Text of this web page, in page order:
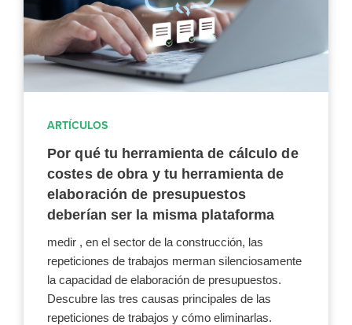
ARTÍCULOS
Por qué tu herramienta de cálculo de
costes de obra y tu herramienta de
elaboración de presupuestos
deberían ser la misma plataforma
medir , en el sector de la construcción, las
repeticiones de trabajos merman silenciosamente
la capacidad de elaboración de presupuestos.
Descubre las tres causas principales de las
repeticiones de trabajos y cómo eliminarlas.